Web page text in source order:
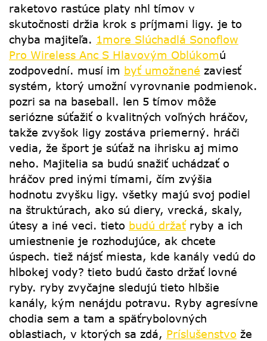
raketovo rastúce platy nhl tímov v
skutočnosti držia krok s príjmami ligy. je to
chyba majiteľa. 1more Slúchadlá Sonoflow
Pro Wireless Anc S Hlavovým Oblúkomú
zodpovední. musí im byť umožnené zaviesť
systém, ktorý umožní vyrovnanie podmienok.
pozri sa na baseball. len 5 tímov môže
seriózne súťažiť o kvalitných voľných hráčov,
takže zvyšok ligy zostáva priemerný. hráči
vedia, že šport je súťaž na ihrisku aj mimo
neho. Majitelia sa budú snažiť uchádzať o
hráčov pred inými tímami, čím zvýšia
hodnotu zvyšku ligy. všetky majú svoj podiel
na štruktúrach, ako sú diery, vrecká, skaly,
útesy a iné veci. tieto budú držať ryby a ich
umiestnenie je rozhodujúce, ak chcete
úspech. tiež nájsť miesta, kde kanály vedú do
hlbokej vody? tieto budú často držať lovné
ryby. ryby zvyčajne sledujú tieto hlbšie
kanály, kým nenájdu potravu. Ryby agresívne
chodia sem a tam a späťrybolovných
oblastiach, v ktorých sa zdá, Príslušenstvo že